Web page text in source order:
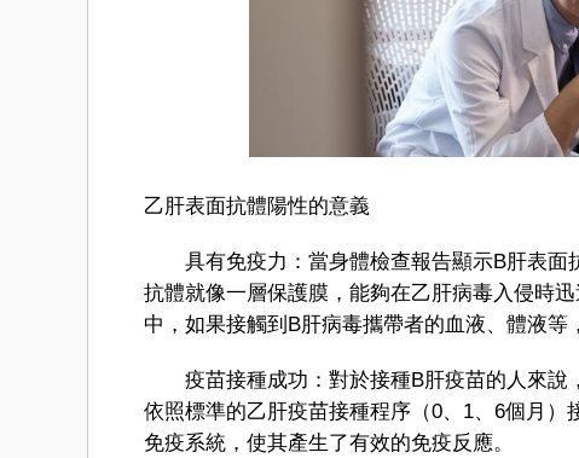
乙肝表面抗體陽性的意義
具有免疫力：當身體檢查報告顯示B肝表面
抗體就像一層保護膜，能夠在乙肝病毒入侵時
中，如果接觸到B肝病毒攜帶者的血液、體液等
疫苗接種成功：對於接種B肝疫苗的人來說
依照標準的乙肝疫苗接種程序（0、1、6個月
免疫系統，使其產生了有效的免疫反應。